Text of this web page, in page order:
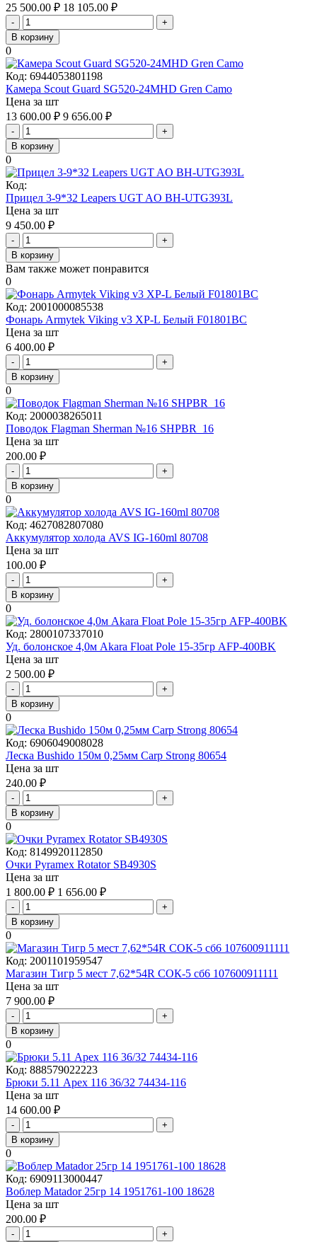
25 500.00 ₽ 18 105.00 ₽
-
+
В корзину
0
Код: 6944053801198
Камера Scout Guard SG520-24MHD Gren Camo
Цена за шт
13 600.00 ₽ 9 656.00 ₽
-
+
В корзину
0
Код:
Прицел 3-9*32 Leapers UGT AO BH-UTG393L
Цена за шт
9 450.00 ₽
-
+
В корзину
Вам также может понравится
0
Код: 2001000085538
Фонарь Armytek Viking v3 XP-L Белый F01801BC
Цена за шт
6 400.00 ₽
-
+
В корзину
0
Код: 2000038265011
Поводок Flagman Sherman №16 SHPBR_16
Цена за шт
200.00 ₽
-
+
В корзину
0
Код: 4627082807080
Аккумулятор холода AVS IG-160ml 80708
Цена за шт
100.00 ₽
-
+
В корзину
0
Код: 2800107337010
Уд. болонское 4,0м Akara Float Pole 15-35гр AFP-400BK
Цена за шт
2 500.00 ₽
-
+
В корзину
0
Код: 6906049008028
Леска Bushido 150м 0,25мм Carp Strong 80654
Цена за шт
240.00 ₽
-
+
В корзину
0
Код: 8149920112850
Очки Pyramex Rotator SB4930S
Цена за шт
1 800.00 ₽ 1 656.00 ₽
-
+
В корзину
0
Код: 2001101959547
Магазин Тигр 5 мест 7,62*54R СОК-5 сб6 107600911111
Цена за шт
7 900.00 ₽
-
+
В корзину
0
Код: 888579022223
Брюки 5.11 Apex 116 36/32 74434-116
Цена за шт
14 600.00 ₽
-
+
В корзину
0
Код: 6909113000447
Воблер Matador 25гр 14 1951761-100 18628
Цена за шт
200.00 ₽
-
+